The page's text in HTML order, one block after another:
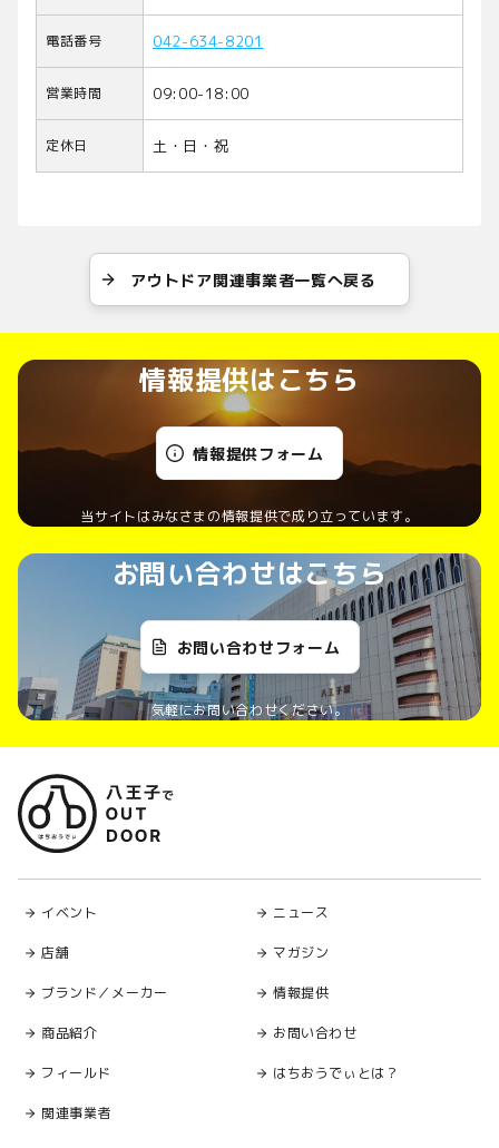
電話番号 042-634-8201
営業時間 09:00-18:00
定休日 土・日・祝
アウトドア関連事業者一覧へ戻る
情報提供はこちら
情報提供フォーム
当サイトはみなさまの情報提供で成り立っています。
お問い合わせはこちら
お問い合わせフォーム
気軽にお問い合わせください。
イベント
店舗
ブランド／メーカー
商品紹介
フィールド
関連事業者
ニュース
マガジン
情報提供
お問い合わせ
はちおうでぃとは？